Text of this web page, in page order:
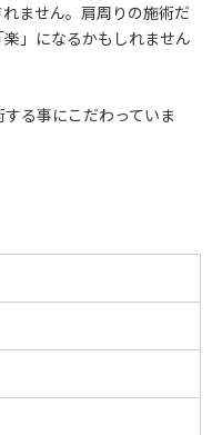
ません。肩周りの施術だ
」になるかもしれません
る事にこだわっていま